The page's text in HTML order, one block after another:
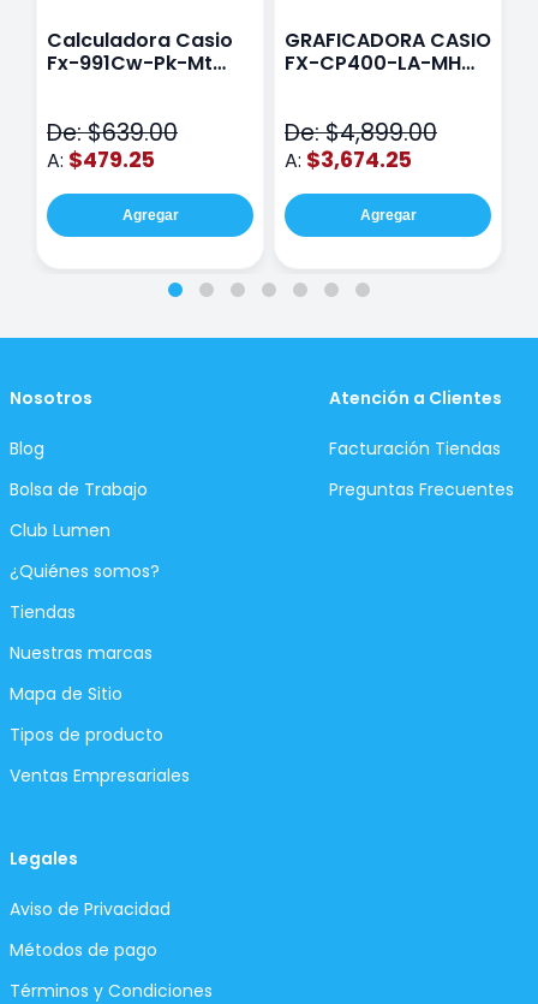
Calculadora Casio
Fx-991Cw-Pk-Mt
De: $639.00
A: $479.25
Agregar
GRAFICADORA CASIO
FX-CP400-LA-MH
De: $4,899.00
A: $3,674.25
Agregar
Nosotros
Blog
Bolsa de Trabajo
Club Lumen
¿Quiénes somos?
Tiendas
Nuestras marcas
Mapa de Sitio
Tipos de producto
Ventas Empresariales
Atención a Clientes
Facturación Tiendas
Preguntas Frecuentes
Legales
Aviso de Privacidad
Métodos de pago
Términos y Condiciones